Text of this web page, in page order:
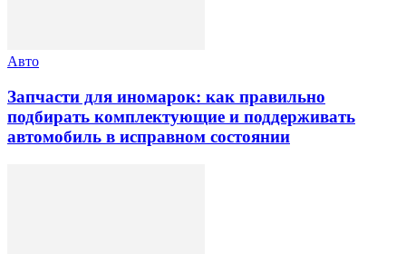
Авто
Запчасти для иномарок: как правильно
подбирать комплектующие и поддерживать
автомобиль в исправном состоянии